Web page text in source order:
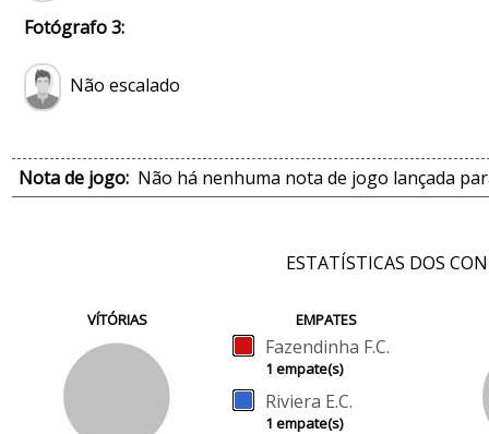
Fotógrafo 3:
Não escalado
Nota de jogo: Não há nenhuma nota de jogo lançada
ESTATÍSTICAS DOS
VÍTÓRIAS EMPATES
Fazendinha F.C.
1 empate(s)
Riviera E.C.
1 empate(s)